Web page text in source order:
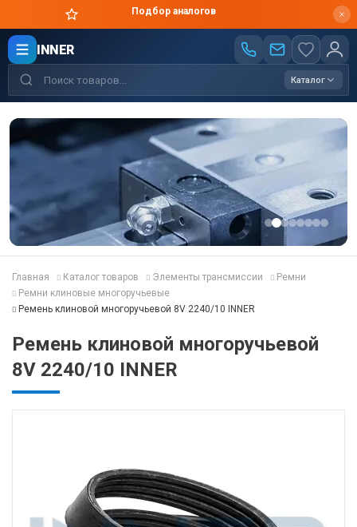
Подбор аналогов
INNER
Каталог
Главная Каталог товаров Элементы трансмиссии
Ремни
Ремни клиновые многоручьевые
Ремень клиновой многоручьевой 8V 2240/10 INNER
Ремень клиновой многоручьевой
8V 2240/10 INNER